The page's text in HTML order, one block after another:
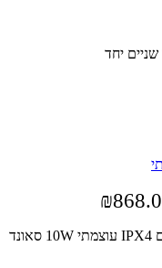
₪868.0
רמקול PiZZi LuminoBeat עמיד למים IPX4 עוצמתי 10W סאונד